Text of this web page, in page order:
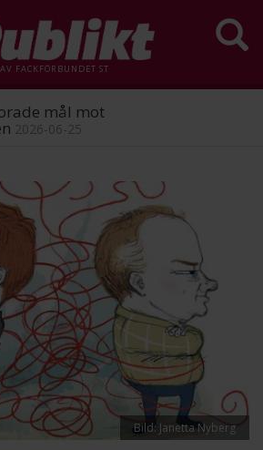
FACKFÖRBUNDET ST
mål mot
2026-06-25
Bild: Janetta Nyberg